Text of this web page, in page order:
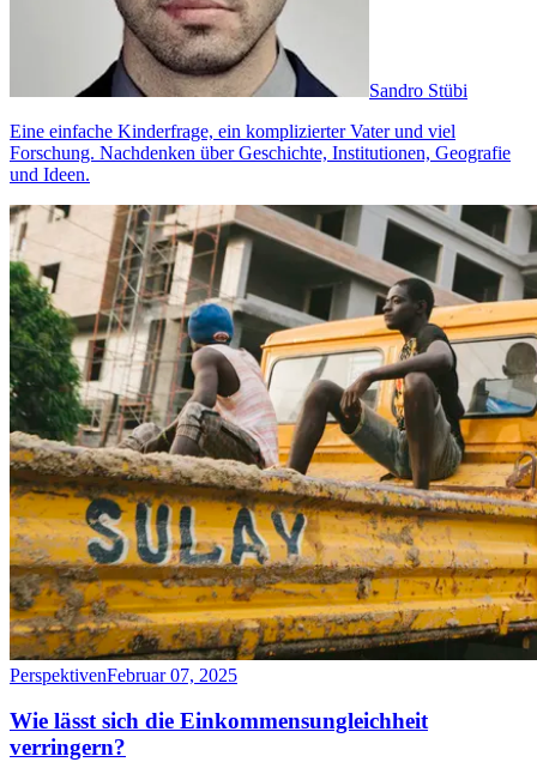
Sandro Stübi
Eine einfache Kinderfrage, ein komplizierter Vater und viel
Forschung. Nachdenken über Geschichte, Institutionen, Geografie
und Ideen.
PerspektivenFebruar 07, 2025
Wie lässt sich die Einkommensungleichheit
verringern?